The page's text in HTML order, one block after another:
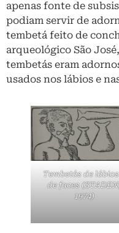
apenas fonte de
podiam servir de
tembetá feito de
arqueológico São
tembetás eram
usados nos lábios e
Tembetás de
de faces
1974)